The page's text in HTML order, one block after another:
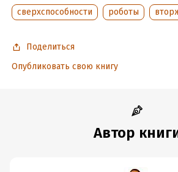
Подробная информация
Объем: 624720
ISBN (EAN):
9785992202960
сверхспособности роботы
Поделиться
Опубликовать свою книгу
Автор